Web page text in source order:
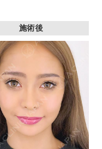
施術後